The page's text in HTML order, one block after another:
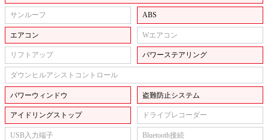
サンルーフ ABS
エアコン Wエアコン
リフトアップ パワーステアリング
ダウンヒルアシストコントロール
パワーウィンドウ 盗難防止システム
アイドリングストップ ドライブレコーダー
USB入力端子 Bluetooth接続